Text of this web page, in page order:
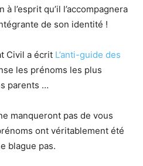
l’esprit qu’il l’accompagnera
de son identité !
Civil a écrit L’anti-guide des
les prénoms les plus
parents …
manqueront pas de vous
ont véritablement été
blague pas.